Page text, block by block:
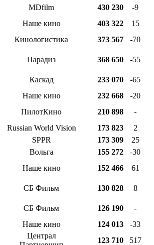
MDfilm 430 230 -9
Наше кино 403 322 15
Кинологистика 373 567 -70
Парадиз 368 650 -55
Каскад 233 070 -65
Наше кино 232 668 -20
ПилотКино 210 898 -
Russian World Vision 173 823 2
SPPR 173 309 25
Вольга 155 272 -30
Наше кино 152 466 61
СБ Фильм 130 828 8
СБ Фильм 126 190 -
Наше кино 124 013 -33
Централ
123 710 517